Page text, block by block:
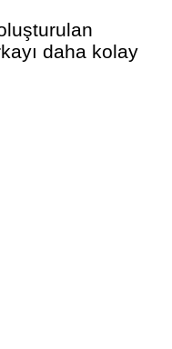
daha kolay